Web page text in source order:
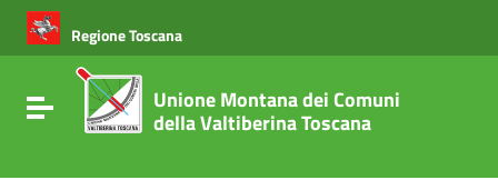
Vai ai contenuti
Vai al menu di navigazione
Vai al footer
Regione Toscana
Attiva / disattiva la navigazione
Unione Montana dei Comuni
della Valtiberina Toscana